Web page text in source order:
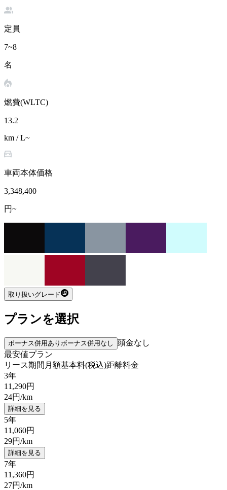
定員
7~8
名
燃費(WLTC)
13.2
km / L~
車両本体価格
3,348,400
円~
取り扱いグレード
プランを選択
ボーナス併用あり ボーナス併用なし
頭金なし
最安値プラン
リース期間 月額基本料(税込)距離料金
3年
11,290円
24円/km
詳細を見る
5年
11,060円
29円/km
詳細を見る
7年
11,360円
27円/km